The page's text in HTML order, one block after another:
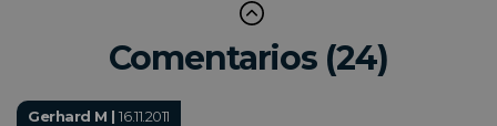
Comentarios (24)
Gerhard M |16.11.2011